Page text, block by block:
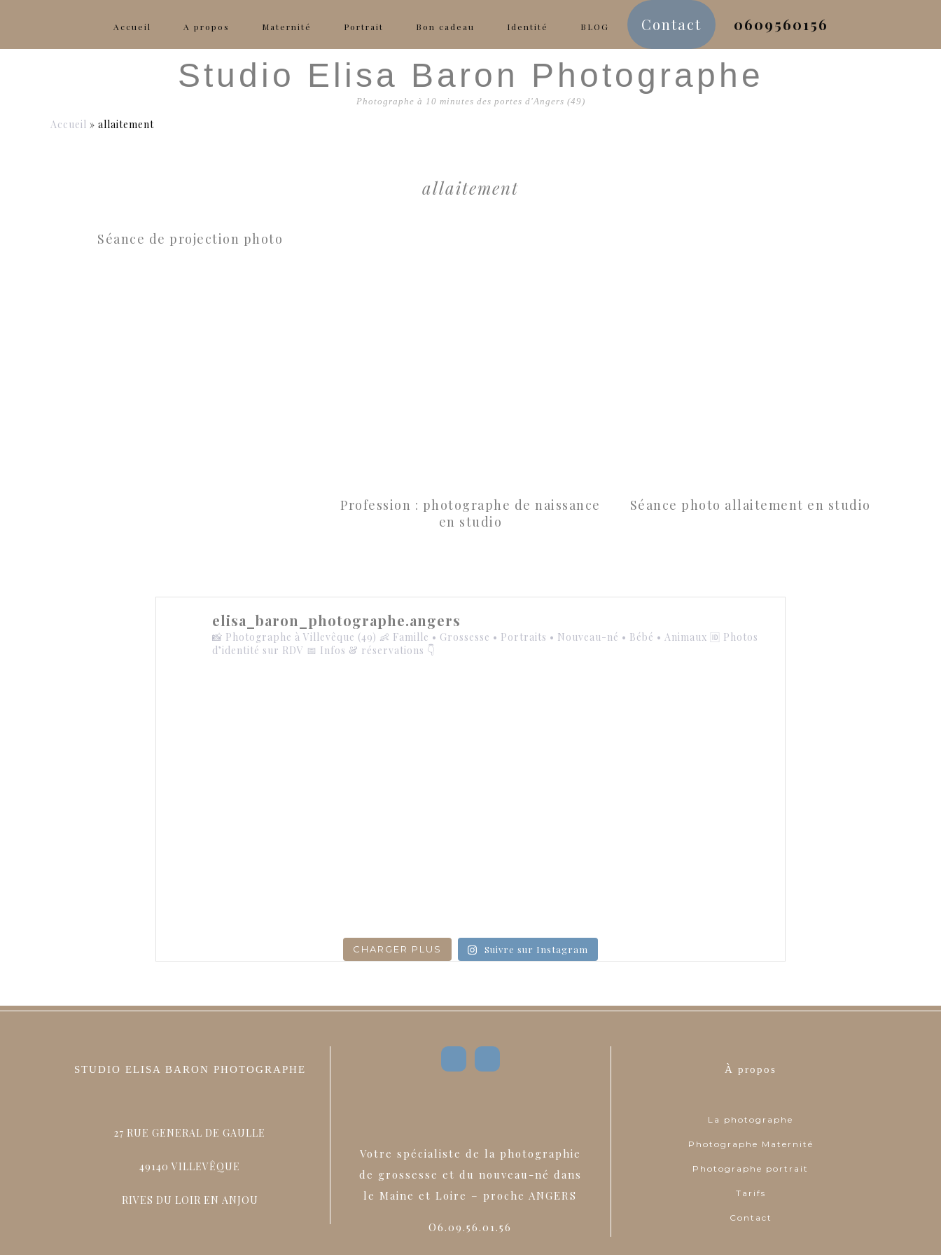
Accueil A propos Maternité Portrait Bon cadeau Identité BLOG Contact 0609560156
Studio Elisa Baron Photographe
Photographe à 10 minutes des portes d'Angers (49)
Accueil » allaitement
allaitement
Séance de projection photo
Profession : photographe de naissance
en studio
Séance photo allaitement en studio
elisa_baron_photographe.angers
📸 Photographe à Villevêque (49) 👶 Famille • Grossesse • Portraits • Nouveau-né • Bébé • Animaux 🆔 Photos
d’identité sur RDV 📅 Infos & réservations 👇
CHARGER PLUS Suivre sur Instagram
STUDIO ELISA BARON PHOTOGRAPHE
27 RUE GENERAL DE GAULLE
49140 VILLEVÊQUE
RIVES DU LOIR EN ANJOU
Votre spécialiste de la photographie
de grossesse et du nouveau-né dans
le Maine et Loire – proche ANGERS
O6.09.56.01.56
À propos
La photographe
Photographe Maternité
Photographe portrait
Tarifs
Contact